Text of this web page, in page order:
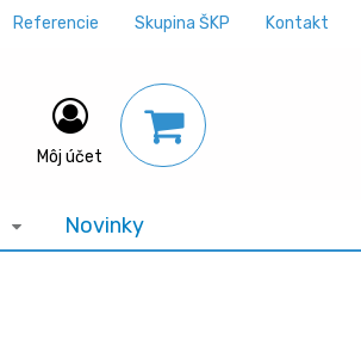
Referencie Skupina ŠKP Kontakt
Môj účet
Novinky